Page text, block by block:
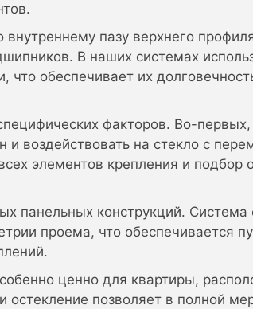
пазу верхнего
В наших системах
обеспечивает их
факторов. Во-
и воздействовать на стекло с
элементов крепления и подбор
панельных конструкций. Система
проема, что обеспечивается
ценно для квартиры,
позволяет в полной